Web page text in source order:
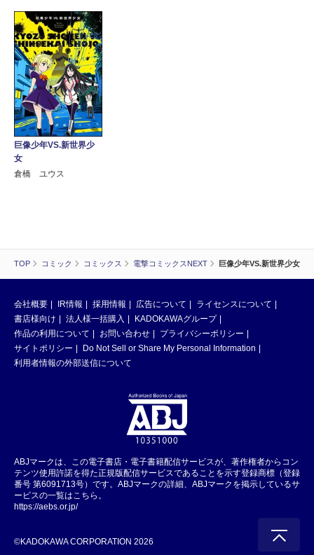
TOP コミック コミックス 電撃コミックスNEXT 巨像少年VS.新世界少女
巨像少年VS.新世界少
女
倉橋 ユウス
会社概要 IR情報 採用情報 広告について
ライセンスについて
書店様向け
法人様一括購入
KADOKAWAグループ
作品の利用について
お問い合わせ
プライバシーポリシー
サイトポリシー
Do Not Sell or Share My Personal Information
利用者情報の外部送信について
ABJマークは、この電子書店・電子書籍配信サービスが、著作権者からコン
テンツ使用許諾を得た正規版配信サービスであることを示す登録商標（登録
番号 第6091713号）です。ABJマークの詳細、ABJマークを掲示しているサ
ービスの一覧はこちら。
https://aebs.or.jp/
©KADOKAWA CORPORATION 2026